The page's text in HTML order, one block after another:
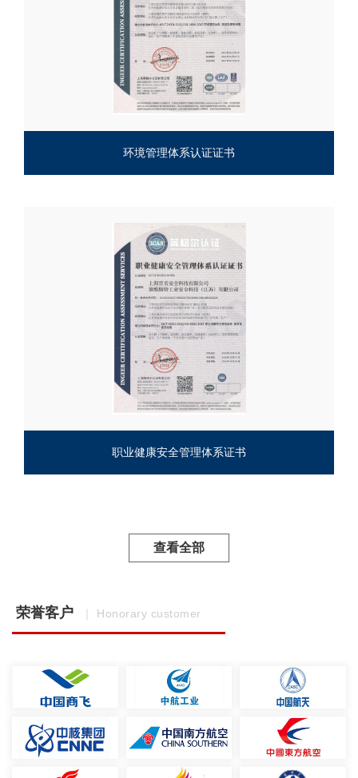
环境管理体系认证证书
职业健康安全管理体系证书
查看全部
荣誉客户 ｜ Honorary customer